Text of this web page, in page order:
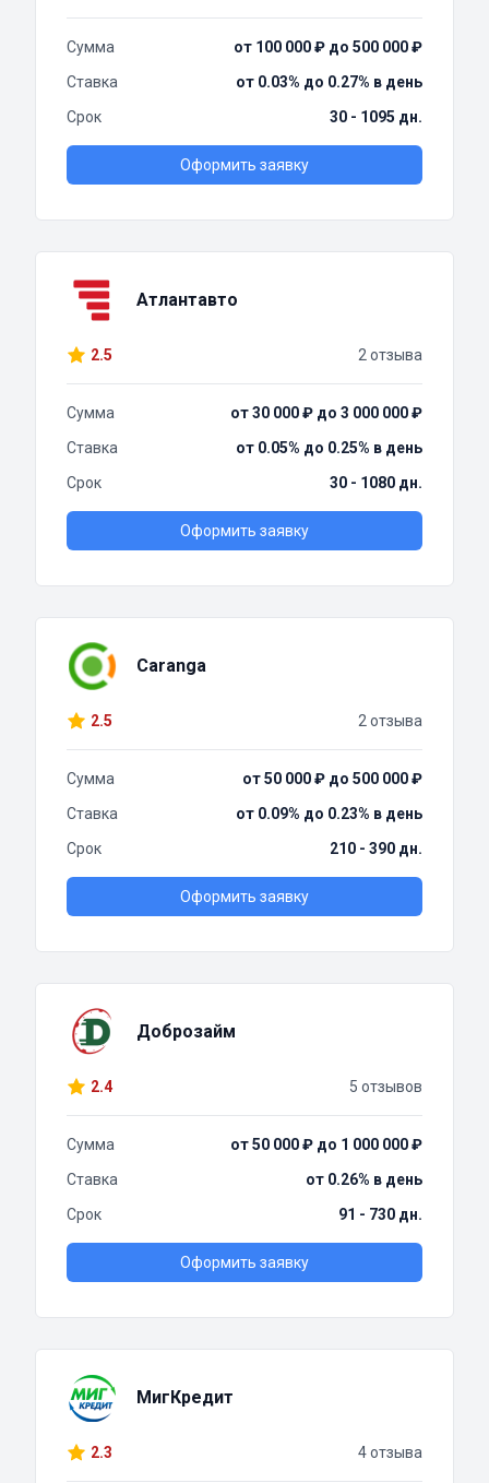
Сумма
от 100 000 ₽ до 500 000 ₽
Ставка
от 0.03% до 0.27% в день
Срок
30 - 1095 дн.
Оформить заявку
Атлантавто
2.5 2 отзыва
Сумма
от 30 000 ₽ до 3 000 000 ₽
Ставка
от 0.05% до 0.25% в день
Срок
30 - 1080 дн.
Оформить заявку
Caranga
2.5 2 отзыва
Сумма
от 50 000 ₽ до 500 000 ₽
Ставка
от 0.09% до 0.23% в день
Срок
210 - 390 дн.
Оформить заявку
Доброзайм
2.4 5 отзывов
Сумма
от 50 000 ₽ до 1 000 000 ₽
Ставка
от 0.26% в день
Срок
91 - 730 дн.
Оформить заявку
МигКредит
2.3 4 отзыва